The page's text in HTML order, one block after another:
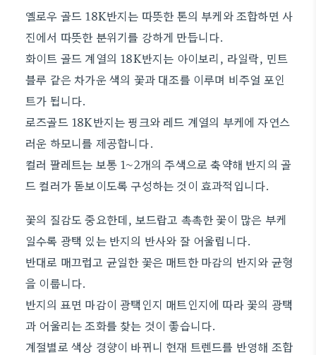
옐로우 골드 18K반지는 따뜻한 톤의 부케와 조합하면 사
진에서 따뜻한 분위기를 강하게 만듭니다.
화이트 골드 계열의 18K반지는 아이보리, 라일락, 민트
블루 같은 차가운 색의 꽃과 대조를 이루며 비주얼 포인
트가 됩니다.
로즈골드 18K반지는 핑크와 레드 계열의 부케에 자연스
러운 하모니를 제공합니다.
컬러 팔레트는 보통 1~2개의 주색으로 축약해 반지의 골
드 컬러가 돋보이도록 구성하는 것이 효과적입니다.
꽃의 질감도 중요한데, 보드랍고 촉촉한 꽃이 많은 부케
일수록 광택 있는 반지의 반사와 잘 어울립니다.
반대로 매끄럽고 균일한 꽃은 매트한 마감의 반지와 균형
을 이룹니다.
반지의 표면 마감이 광택인지 매트인지에 따라 꽃의 광택
과 어울리는 조화를 찾는 것이 좋습니다.
계절별로 색상 경향이 바뀌니 현재 트렌드를 반영해 조합